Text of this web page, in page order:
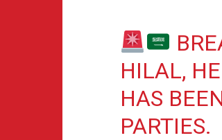
HILAL,
HAS
PARTIES.